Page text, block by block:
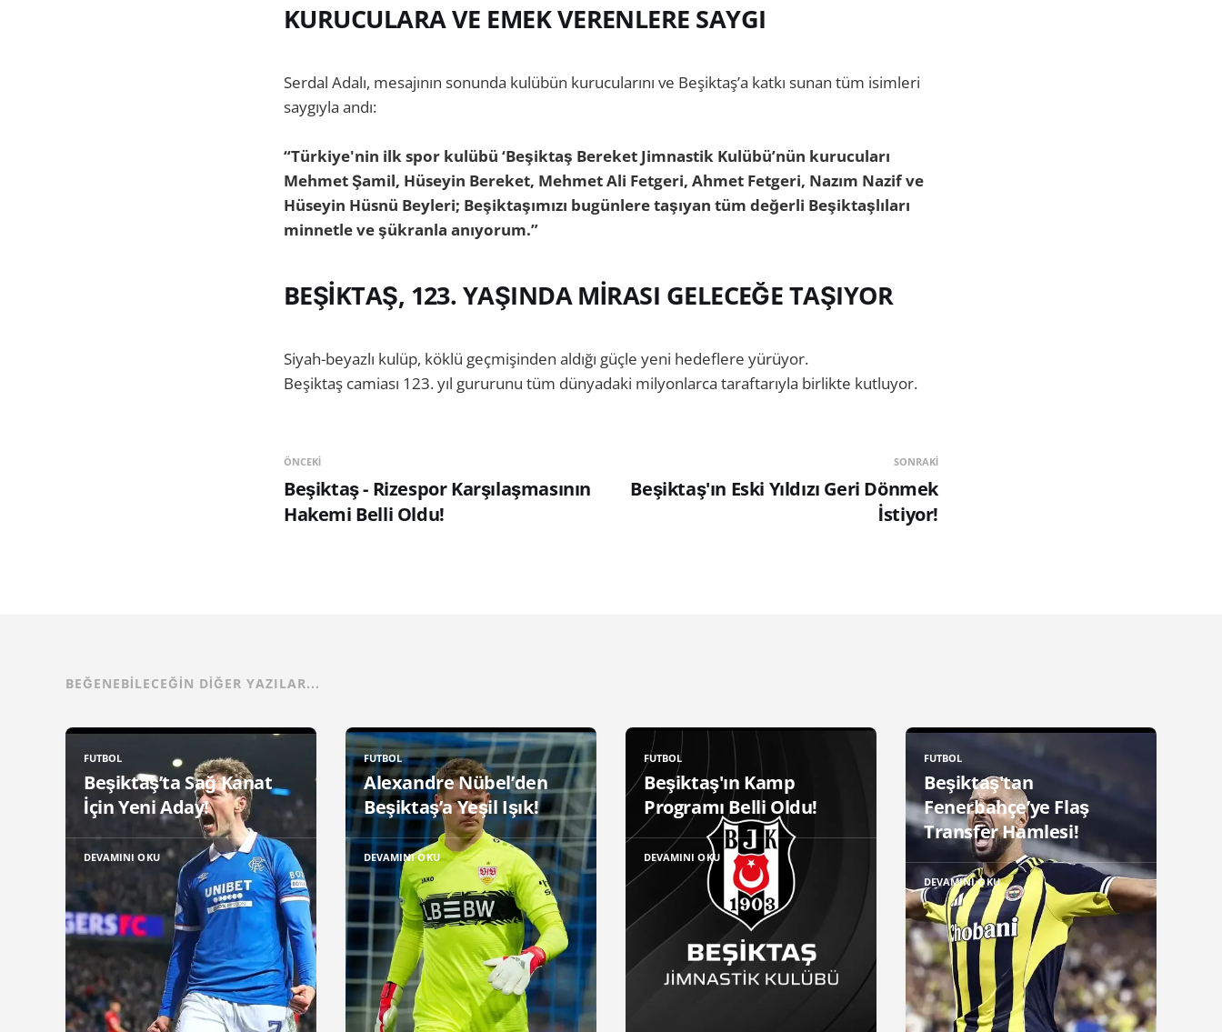
KURUCULARA VE EMEK VERENLERE SAYGI
Serdal Adalı, mesajının sonunda kulübün kurucularını ve Beşiktaş’a katkı sunan tüm isimleri
saygıyla andı:
“Türkiye'nin ilk spor kulübü ‘Beşiktaş Bereket Jimnastik Kulübü’nün kurucuları
Mehmet Şamil, Hüseyin Bereket, Mehmet Ali Fetgeri, Ahmet Fetgeri, Nazım Nazif ve
Hüseyin Hüsnü Beyleri; Beşiktaşımızı bugünlere taşıyan tüm değerli Beşiktaşlıları
minnetle ve şükranla anıyorum.”
BEŞİKTAŞ, 123. YAŞINDA MİRASI GELECEĞE TAŞIYOR
Siyah-beyazlı kulüp, köklü geçmişinden aldığı güçle yeni hedeflere yürüyor.
Beşiktaş camiası 123. yıl gururunu tüm dünyadaki milyonlarca taraftarıyla birlikte kutluyor.
ÖNCEKI
Beşiktaş - Rizespor Karşılaşmasının
Hakemi Belli Oldu!
SONRAKI
Beşiktaş'ın Eski Yıldızı Geri Dönmek
İstiyor!
BEĞENEBILECEĞIN DIĞER YAZILAR...
FUTBOL
Beşiktaş’ta Sağ Kanat
İçin Yeni Aday!
DEVAMINI OKU
FUTBOL
Alexandre Nübel’den
Beşiktaş’a Yeşil Işık!
DEVAMINI OKU
FUTBOL
Beşiktaş'ın Kamp
Programı Belli Oldu!
DEVAMINI OKU
FUTBOL
Beşiktaş'tan
Fenerbahçe’ye Flaş
Transfer Hamlesi!
DEVAMINI OKU